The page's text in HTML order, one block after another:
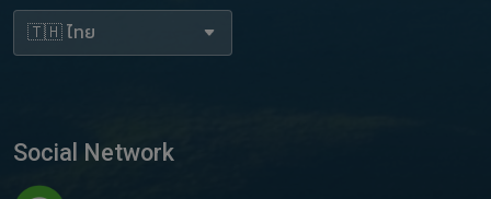
Social Network